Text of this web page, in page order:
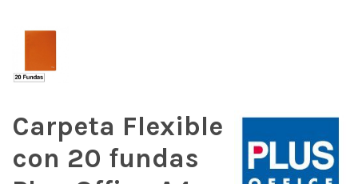
Carpeta Flexible
con 20 fundas